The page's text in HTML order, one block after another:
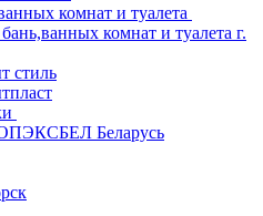
комнат и туалета
комнат и туалета г.
стиль
Беларусь